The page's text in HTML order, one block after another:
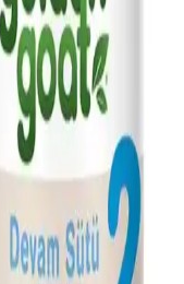
Günlük
ve yüksek
konfor sunar, hassas
Güvenli ve
Destekleyin
güvenlik ve
destekler,